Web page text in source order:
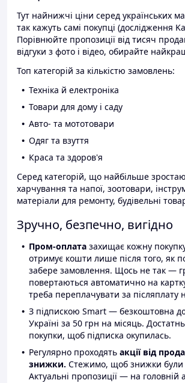
Тут найнижчі ціни серед українських
так кажуть самі покупці (дослідження
Порівнюйте пропозиції від тисяч
відгуки з фото і відео, обирайте
Топ категорій за кількістю замовлень:
Техніка й електроніка
Товари для дому і саду
Авто- та мототовари
Одяг та взуття
Краса та здоров'я
Серед категорій, що найбільше
харчування та напої, зоотовари,
матеріали для ремонту, будівельні
Зручно, безпечно, вигідно
Пром-оплата захищає кожну
отримує кошти лише після того, як
забере замовлення. Щось не так —
повертаються автоматично на
треба переплачувати за післяплату
З підпискою Smart — безкоштовна
Україні за 50 грн на місяць.
покупки, щоб підписка окупилась.
Регулярно проходять акції від
знижки. Стежимо, щоб знижки були
Актуальні пропозиції — на головній